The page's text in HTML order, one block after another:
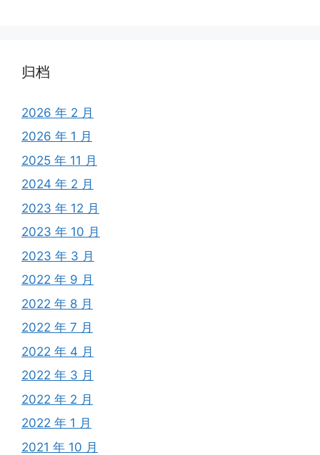
归档
2026 年 2 月
2026 年 1 月
2025 年 11 月
2024 年 2 月
2023 年 12 月
2023 年 10 月
2023 年 3 月
2022 年 9 月
2022 年 8 月
2022 年 7 月
2022 年 4 月
2022 年 3 月
2022 年 2 月
2022 年 1 月
2021 年 10 月